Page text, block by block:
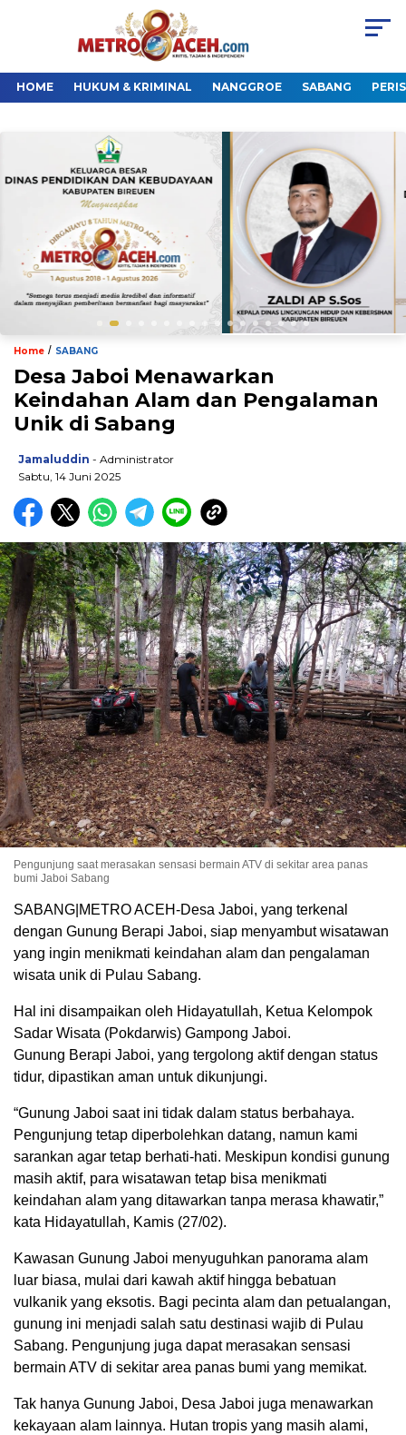
HOME HUKUM & KRIMINAL NANGGROE SABANG
Home / SABANG
Desa Jaboi Menawarkan
Keindahan Alam dan Pengalaman
Unik di Sabang
Jamaluddin - Administrator
Sabtu, 14 Juni 2025
Pengunjung saat merasakan sensasi bermain ATV di sekitar area panas
bumi Jaboi Sabang
SABANG|METRO ACEH-Desa Jaboi, yang terkenal
dengan Gunung Berapi Jaboi, siap menyambut wisatawan
yang ingin menikmati keindahan alam dan pengalaman
wisata unik di Pulau Sabang.
Hal ini disampaikan oleh Hidayatullah, Ketua Kelompok
Sadar Wisata (Pokdarwis) Gampong Jaboi.
Gunung Berapi Jaboi, yang tergolong aktif dengan status
tidur, dipastikan aman untuk dikunjungi.
“Gunung Jaboi saat ini tidak dalam status berbahaya.
Pengunjung tetap diperbolehkan datang, namun kami
sarankan agar tetap berhati-hati. Meskipun kondisi gunung
masih aktif, para wisatawan tetap bisa menikmati
keindahan alam yang ditawarkan tanpa merasa khawatir,”
kata Hidayatullah, Kamis (27/02).
Kawasan Gunung Jaboi menyuguhkan panorama alam
luar biasa, mulai dari kawah aktif hingga bebatuan
vulkanik yang eksotis. Bagi pecinta alam dan petualangan,
gunung ini menjadi salah satu destinasi wajib di Pulau
Sabang. Pengunjung juga dapat merasakan sensasi
bermain ATV di sekitar area panas bumi yang memikat.
Tak hanya Gunung Jaboi, Desa Jaboi juga menawarkan
kekayaan alam lainnya. Hutan tropis yang masih alami,